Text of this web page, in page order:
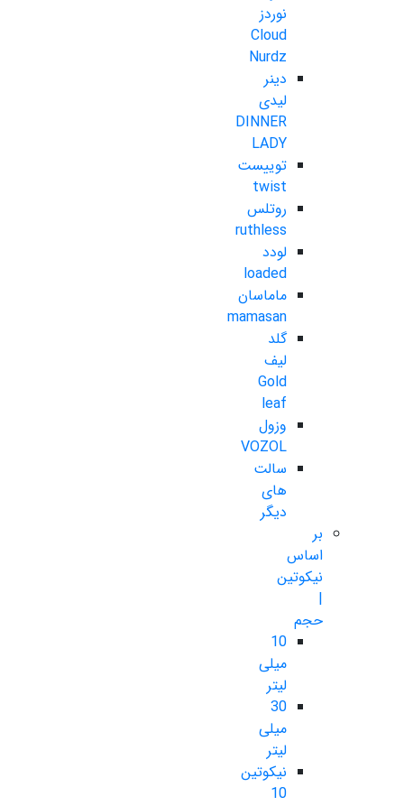
نوردز
Cloud
Nurdz
دینر
لیدی
DINNER
LADY
توییست
twist
روتلس
ruthless
لودد
loaded
ماماسان
mamasan
گلد
لیف
Gold
leaf
وزول
VOZOL
سالت
های
دیگر
بر
اساس
نیکوتین
|
حجم
10
میلی
لیتر
30
میلی
لیتر
نیکوتین
10